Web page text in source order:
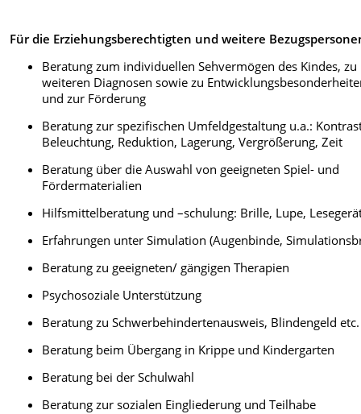
Für die Erziehungsberechtigten und weitere
Beratung zum individuellen Sehvermögen des Kindes, zu
weiteren Diagnosen sowie zu
und zur Förderung
Beratung zur spezifischen Umfeldgestaltung u.a.:
Beleuchtung, Reduktion, Lagerung, Vergrößerung, Zeit
Beratung über die Auswahl von geeigneten Spiel- und
Fördermaterialien
Hilfsmittelberatung und –schulung: Brille, Lupe,
Erfahrungen unter Simulation (Augenbinde,
Beratung zu geeigneten/ gängigen Therapien
Psychosoziale Unterstützung
Beratung zu Schwerbehindertenausweis, Blindengeld etc.
Beratung beim Übergang in Krippe und Kindergarten
Beratung bei der Schulwahl
Beratung zur sozialen Eingliederung und Teilhabe